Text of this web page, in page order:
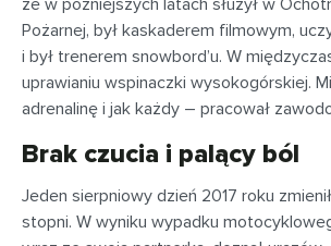
że w późniejszych latach służył w
Pożarnej, był kaskaderem filmowym,
i był trenerem snowbord’u. W
uprawianiu wspinaczki wysokogórskiej.
adrenalinę i jak każdy – pracował
Brak czucia i palący ból
Jeden sierpniowy dzień 2017 roku
stopni. W wyniku wypadku